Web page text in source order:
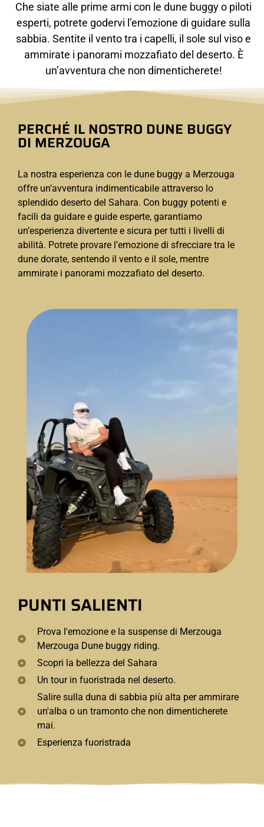
Che siate alle prime armi con le dune buggy o piloti
esperti, potrete godervi l’emozione di guidare sulla
sabbia. Sentite il vento tra i capelli, il sole sul viso e
ammirate i panorami mozzafiato del deserto. È
un’avventura che non dimenticherete!
PERCHÉ IL NOSTRO DUNE BUGGY
DI MERZOUGA
La nostra esperienza con le dune buggy a Merzouga
offre un’avventura indimenticabile attraverso lo
splendido deserto del Sahara. Con buggy potenti e
facili da guidare e guide esperte, garantiamo
un’esperienza divertente e sicura per tutti i livelli di
abilità. Potrete provare l’emozione di sfrecciare tra le
dune dorate, sentendo il vento e il sole, mentre
ammirate i panorami mozzafiato del deserto.
PUNTI SALIENTI
Prova l'emozione e la suspense di Merzouga
Merzouga Dune buggy riding.
Scopri la bellezza del Sahara
Un tour in fuoristrada nel deserto.
Salire sulla duna di sabbia più alta per ammirare
un'alba o un tramonto che non dimenticherete
mai.
Esperienza fuoristrada